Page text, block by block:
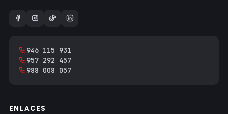
946 115 931
957 292 457
988 008 057
ENLACES